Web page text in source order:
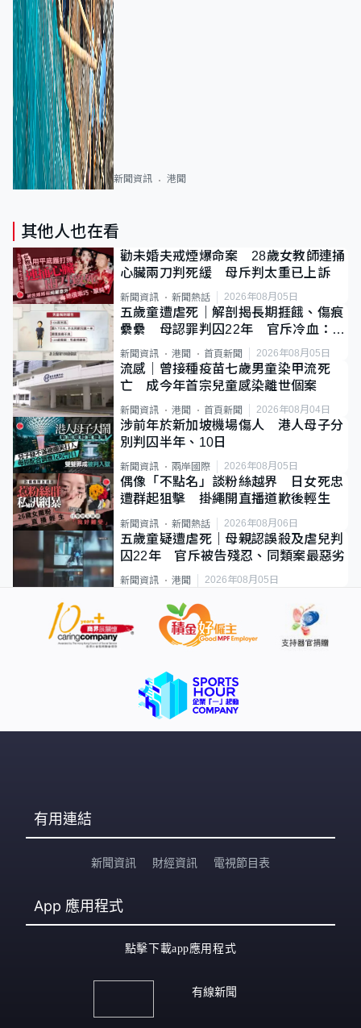
新聞資訊 港聞
其他人也在看
勸未婚夫戒煙爆命案 28歲女教師連捅
心臟兩刀判死緩 母斥判太重已上訴
新聞資訊 新聞熱話 2026年08月05日
五歲童遭虐死｜解剖揭長期捱餓、傷痕
纍纍 母認罪判囚22年 官斥冷血：同
類案最惡劣
新聞資訊 港聞 首頁新聞 2026年08月05日
流感｜曾接種疫苗七歲男童染甲流死
亡 成今年首宗兒童感染離世個案
新聞資訊 港聞 首頁新聞 2026年08月04日
涉前年於新加坡機場傷人 港人母子分
別判囚半年、10日
新聞資訊 兩岸國際 2026年08月05日
偶像「不點名」談粉絲越界 日女死忠
遭群起狙擊 掛繩開直播道歉後輕生
新聞資訊 新聞熱話 2026年08月06日
五歲童疑遭虐死｜母親認誤殺及虐兒判
囚22年 官斥被告殘忍、同類案最惡劣
新聞資訊 港聞 2026年08月05日
有用連結
新聞資訊 財經資訊 電視節目表
App 應用程式
點擊下載app應用程式
有線新聞